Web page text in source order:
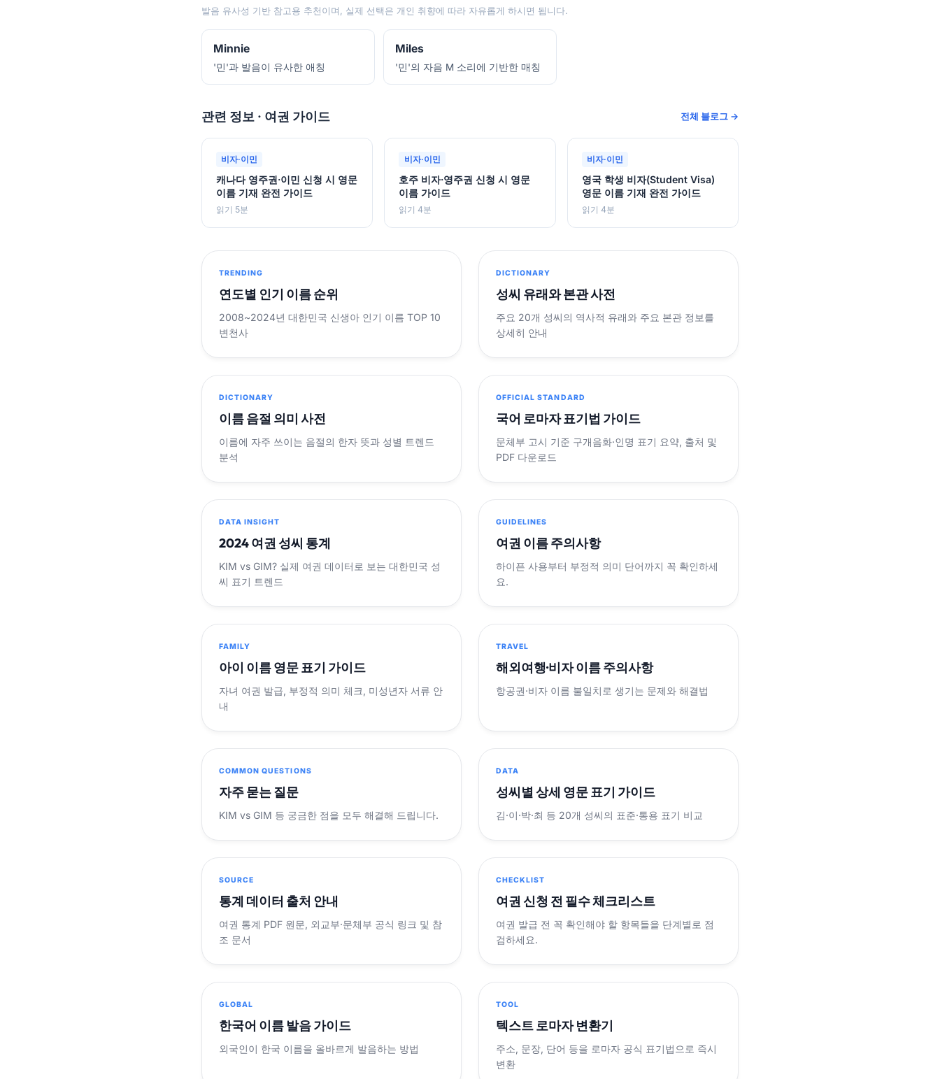
발음 유사성 기반 참고용 추천이며, 실제 선택은 개인 취향에 따라 자유롭게 하시면 됩니다.
Minnie
'민'과 발음이 유사한 애칭
Miles
'민'의 자음 M 소리에 기반한 매칭
관련 정보 · 여권 가이드 전체 블로그 →
비자·이민
캐나다 영주권·이민 신청 시 영문
이름 기재 완전 가이드
읽기 5분
비자·이민
호주 비자·영주권 신청 시 영문
이름 가이드
읽기 4분
비자·이민
영국 학생 비자(Student Visa)
영문 이름 기재 완전 가이드
읽기 4분
TRENDING
연도별 인기 이름 순위
2008~2024년 대한민국 신생아 인기 이름 TOP 10
변천사
DICTIONARY
성씨 유래와 본관 사전
주요 20개 성씨의 역사적 유래와 주요 본관 정보를
상세히 안내
DICTIONARY
이름 음절 의미 사전
이름에 자주 쓰이는 음절의 한자 뜻과 성별 트렌드
분석
OFFICIAL STANDARD
국어 로마자 표기법 가이드
문체부 고시 기준 구개음화·인명 표기 요약, 출처 및
PDF 다운로드
DATA INSIGHT
2024 여권 성씨 통계
KIM vs GIM? 실제 여권 데이터로 보는 대한민국 성
씨 표기 트렌드
GUIDELINES
여권 이름 주의사항
하이픈 사용부터 부정적 의미 단어까지 꼭 확인하세
요.
FAMILY
아이 이름 영문 표기 가이드
자녀 여권 발급, 부정적 의미 체크, 미성년자 서류 안
내
TRAVEL
해외여행·비자 이름 주의사항
항공권·비자 이름 불일치로 생기는 문제와 해결법
COMMON QUESTIONS
자주 묻는 질문
KIM vs GIM 등 궁금한 점을 모두 해결해 드립니다.
DATA
성씨별 상세 영문 표기 가이드
김·이·박·최 등 20개 성씨의 표준·통용 표기 비교
SOURCE
통계 데이터 출처 안내
여권 통계 PDF 원문, 외교부·문체부 공식 링크 및 참
조 문서
CHECKLIST
여권 신청 전 필수 체크리스트
여권 발급 전 꼭 확인해야 할 항목들을 단계별로 점
검하세요.
GLOBAL
한국어 이름 발음 가이드
외국인이 한국 이름을 올바르게 발음하는 방법
TOOL
텍스트 로마자 변환기
주소, 문장, 단어 등을 로마자 공식 표기법으로 즉시
변환